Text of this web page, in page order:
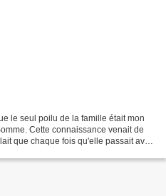
le seul poilu de la famille était mon
Cette connaissance venait de
que chaque fois qu'elle passait avec